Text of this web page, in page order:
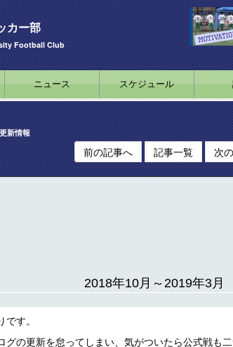
カー部
Football Club
ニュース スケジュール
新情報
前の記事へ 記事一覧 次
2018年10月～2019年3
です。
グの更新を怠ってしまい、気がついたら公式戦も